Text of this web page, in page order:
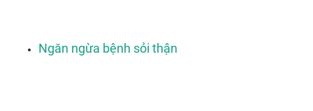
Ngăn ngừa bệnh sỏi thận